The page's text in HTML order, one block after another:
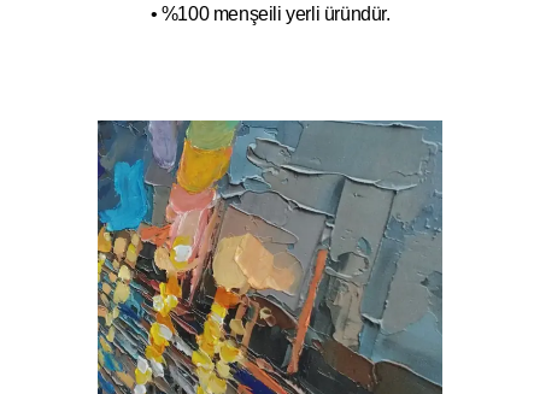
• %100 menşeili yerli üründür.